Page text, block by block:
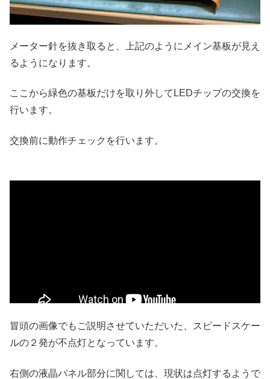
メーター針を抜き取ると、上記のようにメイン基板が見え
るようになります。
ここから緑色の基板だけを取り外してLEDチップの交換を
行います。
交換前に動作チェックを行います。
冒頭の画像でもご説明させていただいた、スピードスケー
ルの２発が不点灯となっています。
右側の液晶パネル部分に関しては、現状は点灯するようで